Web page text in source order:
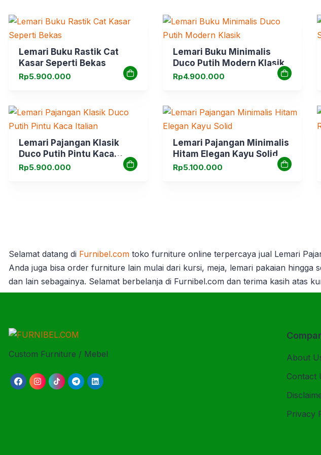
Lemari Buku Rastik Cat
Kasar Seperti Bekas
Rp5.900.000
Lemari Buku Minimalis
Duco Putih Modern Klasik
Rp4.900.000
Lemari Pajangan Klasik
Duco Putih Pintu Kaca
Italian
Rp5.900.000
Lemari Pajangan Minimalis
Hitam Elegan Kayu Solid
Rp5.100.000
Selamat datang di Furnibel.com toko furniture online terpercaya jual Lemari
Anda juga bisa order furniture lain mulai dari kursi, meja, lemari pakaian
dan lain sebagainya. Selamat berbelanja di Furnibel.com dan terima kasih atas
Custom Furniture / Mebel
About
Contact
Privacy